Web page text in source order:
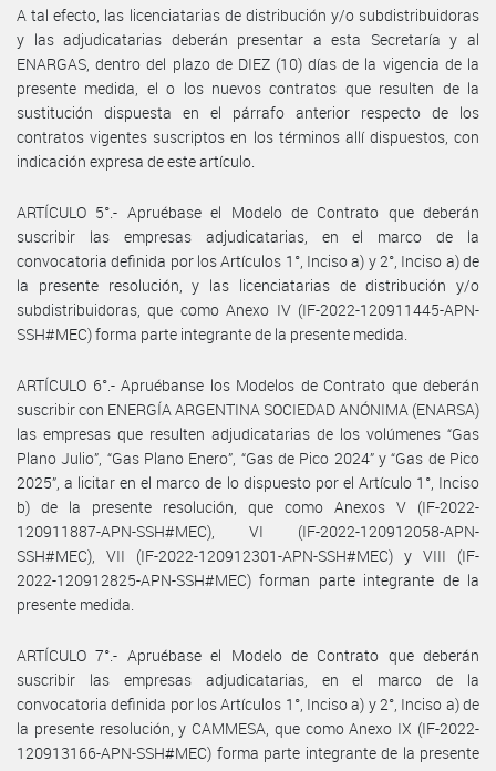
A tal efecto, las licenciatarias de distribución y/o subdistribuidoras
y las adjudicatarias deberán presentar a esta Secretaría y al
ENARGAS, dentro del plazo de DIEZ (10) días de la vigencia de la
presente medida, el o los nuevos contratos que resulten de la
sustitución dispuesta en el párrafo anterior respecto de los
contratos vigentes suscriptos en los términos allí dispuestos, con
indicación expresa de este artículo.
ARTÍCULO 5°.- Apruébase el Modelo de Contrato que deberán
suscribir las empresas adjudicatarias, en el marco de la
convocatoria definida por los Artículos 1°, Inciso a) y 2°, Inciso a) de
la presente resolución, y las licenciatarias de distribución y/o
subdistribuidoras, que como Anexo IV (IF-2022-120911445-APN-
SSH#MEC) forma parte integrante de la presente medida.
ARTÍCULO 6°.- Apruébanse los Modelos de Contrato que deberán
suscribir con ENERGÍA ARGENTINA SOCIEDAD ANÓNIMA (ENARSA)
las empresas que resulten adjudicatarias de los volúmenes “Gas
Plano Julio”, “Gas Plano Enero”, “Gas de Pico 2024” y “Gas de Pico
2025”, a licitar en el marco de lo dispuesto por el Artículo 1°, Inciso
b) de la presente resolución, que como Anexos V (IF-2022-
120911887-APN-SSH#MEC), VI (IF-2022-120912058-APN-
SSH#MEC), VII (IF-2022-120912301-APN-SSH#MEC) y VIII (IF-
2022-120912825-APN-SSH#MEC) forman parte integrante de la
presente medida.
ARTÍCULO 7°.- Apruébase el Modelo de Contrato que deberán
suscribir las empresas adjudicatarias, en el marco de la
convocatoria definida por los Artículos 1°, Inciso a) y 2°, Inciso a) de
la presente resolución, y CAMMESA, que como Anexo IX (IF-2022-
120913166-APN-SSH#MEC) forma parte integrante de la presente